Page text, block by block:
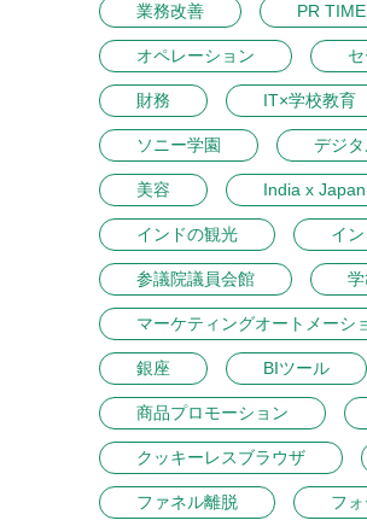
業務改善 PR
オペレーション
財務 IT×学校教育
ソニー学園 デジ
美容 India x Japan
インドの観光 イ
参議院議員会館
マーケティングオートメーシ
銀座 BIツール
商品プロモーション
クッキーレスブラウザ
ファネル離脱 フ